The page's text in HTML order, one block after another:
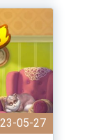
05-27